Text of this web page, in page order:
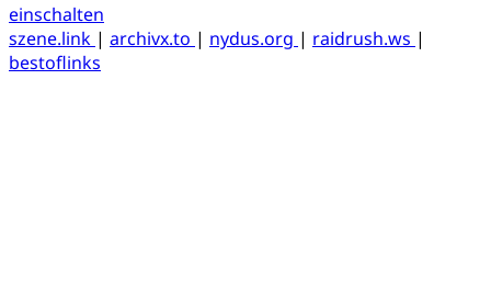
einschalten
szene.link | archivx.to | nydus.org | raidrush.ws |
bestoflinks